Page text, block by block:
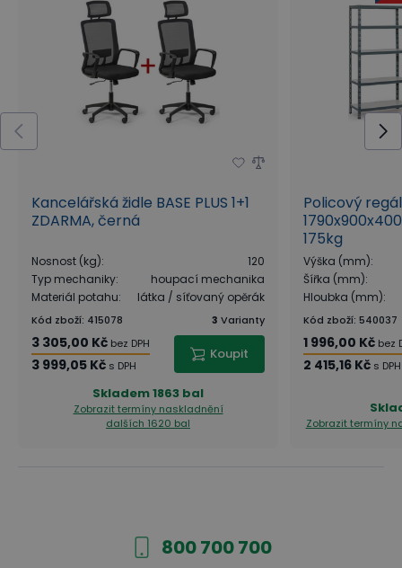
Kancelářská židle BASE PLUS 1+1
ZDARMA, černá
Nosnost (kg):
120
Typ mechaniky:
houpací mechanika
Materiál potahu: látka / síťovaný opěrák
Kód zboží: 415078 3 Varianty
3 305,00 Kč bez DPH
3 999,05 Kč s DPH
Koupit
Skladem1863 bal
Zobrazit termíny naskladnění
dalších 1620 bal
Policový regál
175kg
Výška (mm):
Šířka (mm):
Hloubka (mm):
Kód zboží: 540037
1 996,00 Kč bez
2 415,16 Kč s DPH
Zobrazit termíny
800 700 700